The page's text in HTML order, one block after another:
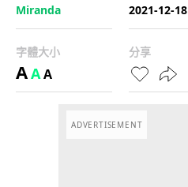
Miranda
2021-12-18
字體大小
AAA
分享
ADVERTISEMENT